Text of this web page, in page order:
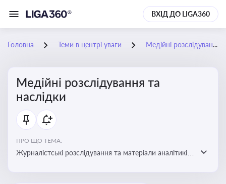
ВХІД ДО LIGA360
Головна Теми в центрі уваги Медійні розслідування та наслідки
Медійні розслідування та
наслідки
ПРО ЩО ТЕМА:
Журналістські розслідування та матеріали аналітиків